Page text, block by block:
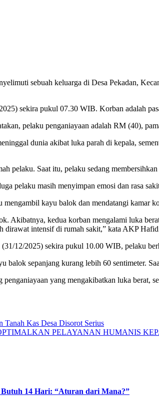
sebuah keluarga di Desa Pekadan,
sekira pukul 07.30 WIB. Korban adalah
pelaku penganiayaan adalah RM (40),
dunia akibat luka parah di kepala,
pelaku. Saat itu, pelaku sedang
pelaku masih menyimpan emosi dan rasa
kayu balok dan mendatangi kamar
Akibatnya, kedua korban mengalami luka
dirawat intensif di rumah sakit,” kata AKP
12/2025) sekira pukul 10.00 WIB, pelaku
balok sepanjang kurang lebih 60 sentimeter.
yang mengakibatkan luka berat,
Tanah Kas Desa Disorot Serius
PELAYANAN HUMANIS
14 Hari: “Aturan dari Mana?”